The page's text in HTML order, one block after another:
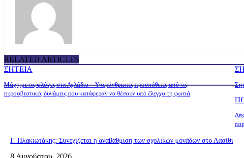
RELATED ARTICLES
ΣΗΤΕΙΑ
Μάχη με τις φλόγες στα Αχλάδια – Υπεράνθρωπες προσπάθειες από τις
πυροσβεστικές δυνάμεις που κατάφεραν να θέσουν υπό έλεγχο τη φωτιά
Γ. Πλακιωτάκης: Συνεχίζεται η αναβάθμιση των σχολικών μονάδων στο Λασίθι
8 Αυγούστου, 2026